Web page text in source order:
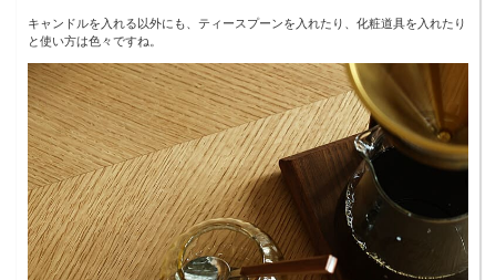
キャンドルを入れる以外にも、ティースプーンを入れたり、化粧道具を入れたり
と使い方は色々ですね。